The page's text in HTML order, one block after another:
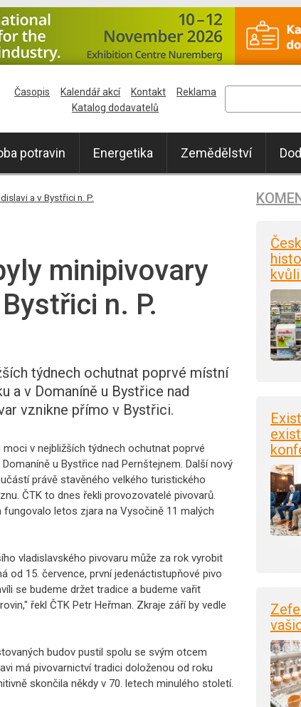
potravin Energetika Zemědělství
Časopis Kalendář akcí Kontakt
Reklama
Katalog dodavatelů
a v Bystřici n. P.
minipivovary
n. P.
týdnech ochutnat poprvé místní
a v Domaníně u Bystřice nad
vznikne přímo v Bystřici.
v nejbližších týdnech ochutnat poprvé
u Bystřice nad Pernštejnem. Další nový
právě stavěného velkého turistického
ČTK to dnes řekli provozovatelé pivovarů.
letos zjara na Vysočině 11 malých
vladislavského pivovaru může za rok vyrobit
od 15. července, první jedenáctistupňové pivo
se budeme držet tradice a budeme vařit
řekl ČTK Petr Heřman. Zkraje září by vedle
budov pustil spolu se svým otcem
má pivovarnictví tradici doloženou od roku
skončila někdy v 70. letech minulého století.